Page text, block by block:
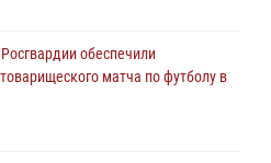
Росгвардии встретились с
обеспечили
матча по футболу в